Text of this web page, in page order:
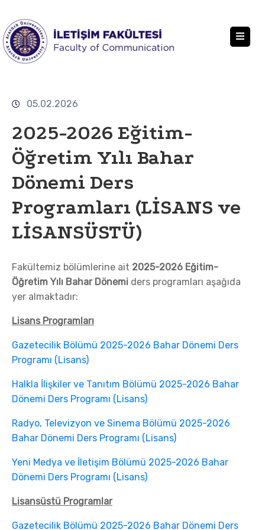
DEKANLIK
EĞITIM
ÖĞRENCILER
ARAŞTIRMA
KALITE YÖNETIMI, İÇ KONTROL STANDARTLARI VE İSG
ENGELLI OLANAKLARI
FORMLAR
İLETIŞIM
05.02.2026
2025-2026 Eğitim-
Öğretim Yılı Bahar
Dönemi Ders
Programları (LİSANS ve
LİSANSÜSTÜ)
Fakültemiz bölümlerine ait 2025-2026 Eğitim-
Öğretim Yılı Bahar Dönemi ders programları aşağıda
yer almaktadır:
Lisans Programları
Gazetecilik Bölümü 2025-2026 Bahar Dönemi Ders
Programı (Lisans)
Halkla İlişkiler ve Tanıtım Bölümü 2025-2026 Bahar
Dönemi Ders Programı (Lisans)
Radyo, Televizyon ve Sinema Bölümü 2025-2026
Bahar Dönemi Ders Programı (Lisans)
Yeni Medya ve İletişim Bölümü 2025-2026 Bahar
Dönemi Ders Programı (Lisans)
Lisansüstü Programlar
Gazetecilik Bölümü 2025-2026 Bahar Dönemi Ders